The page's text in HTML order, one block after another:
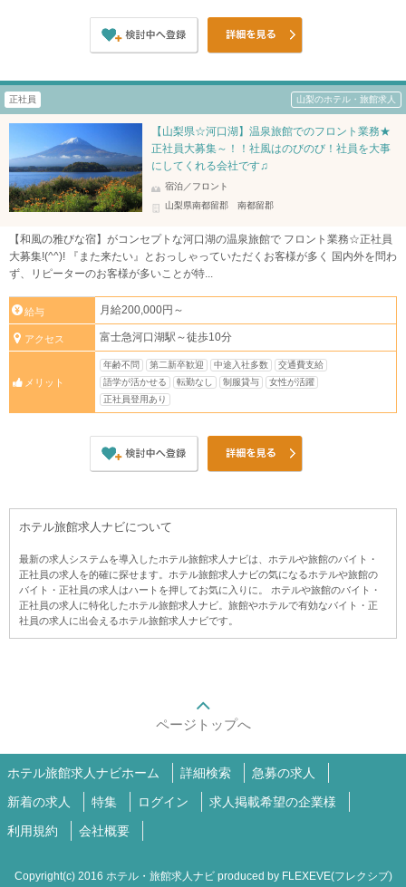
正社員 山梨のホテル・旅館求人
【山梨県☆河口湖】温泉旅館でのフロント業務★
正社員大募集～！！社風はのびのび！社員を大事
にしてくれる会社です♫
宿泊／フロント
山梨県南都留郡 南都留郡
【和風の雅びな宿】がコンセプトな河口湖の温泉旅館で フロント業務☆正社員
大募集!(^^)! 『また来たい』とおっしゃっていただくお客様が多く 国内外を問わ
ず、リピーターのお客様が多いことが特...
給与 月給200,000円～
アクセス 富士急河口湖駅～徒歩10分
メリット
年齢不問 第二新卒歓迎 中途入社多数
交通費支給
語学が活かせる
転勤なし 制服貸与
女性が活躍
正社員登用あり
ホテル旅館求人ナビについて
最新の求人システムを導入したホテル旅館求人ナビは、ホテルや旅館のバイト・
正社員の求人を的確に探せます。ホテル旅館求人ナビの気になるホテルや旅館の
バイト・正社員の求人はハートを押してお気に入りに。 ホテルや旅館のバイト・
正社員の求人に特化したホテル旅館求人ナビ。旅館やホテルで有効なバイト・正
社員の求人に出会えるホテル旅館求人ナビです。
ページトップへ
ホテル旅館求人ナビホーム 詳細検索
急募の求人
新着の求人
特集 ログイン
求人掲載希望の企業様
利用規約
会社概要
Copyright(c) 2016 ホテル・旅館求人ナビ produced by FLEXEVE(フレクシブ)